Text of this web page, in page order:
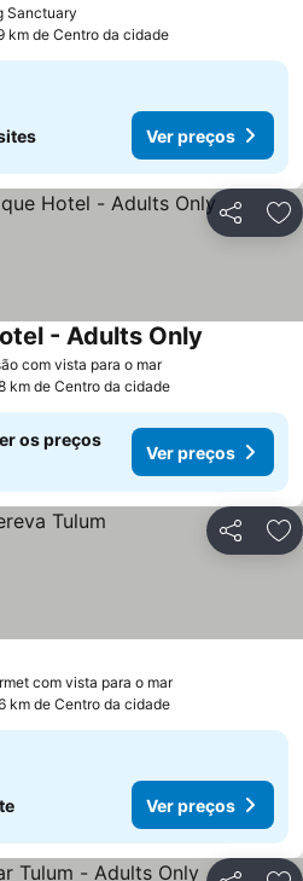
Sanctuary
km de Centro da cidade
Ver preços
Partilhar
com vista para o marVer preços
- Adults Only
km de Centro da cidade
os preços
Ver preços
Partilhar
com vista para o marVer preços
km de Centro da cidade
Ver preços